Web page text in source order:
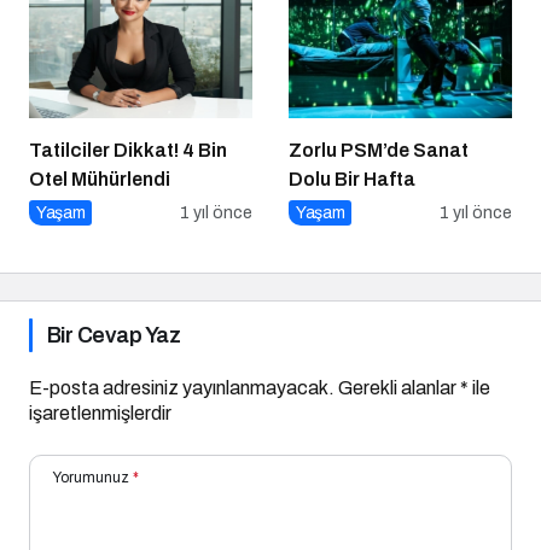
Tatilciler Dikkat! 4 Bin
Otel Mühürlendi
Yaşam 1 yıl önce
Zorlu PSM’de Sanat
Dolu Bir Hafta
Yaşam 1 yıl önce
Bir Cevap Yaz
E-posta adresiniz yayınlanmayacak. Gerekli alanlar* ile
işaretlenmişlerdir
Yorumunuz *